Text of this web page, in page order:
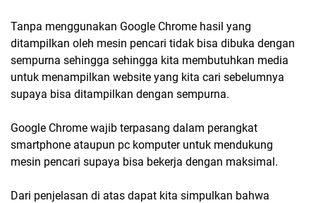
Tanpa menggunakan Google Chrome hasil yang
ditampilkan oleh mesin pencari tidak bisa dibuka dengan
sempurna sehingga sehingga kita membutuhkan media
untuk menampilkan website yang kita cari sebelumnya
supaya bisa ditampilkan dengan sempurna.
Google Chrome wajib terpasang dalam perangkat
smartphone ataupun pc komputer untuk mendukung
mesin pencari supaya bisa bekerja dengan maksimal.
Dari penjelasan di atas dapat kita simpulkan bahwa